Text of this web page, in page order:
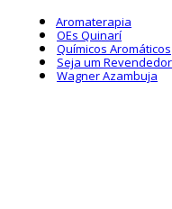
Aromaterapia
OEs Quinarí
Químicos Aromáticos
Seja um Revendedor
Wagner Azambuja